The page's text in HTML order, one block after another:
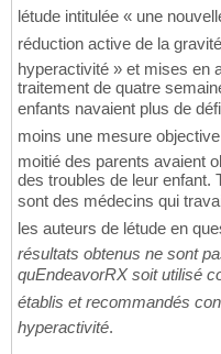
létude intitulée « une
réduction active de la
hyperactivité » et mises en
traitement de quatre
enfants navaient plus de
moins une mesure
moitié des parents avaient
des troubles de leur enfant.
sont des médecins qui
les auteurs de létude en
résultats obtenus ne sont
quEndeavorRX soit utilisé
établis et recommandés
hyperactivité.